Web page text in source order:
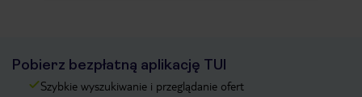
Pobierz bezpłatną aplikację TUI
Szybkie wyszukiwanie i przeglądanie ofert